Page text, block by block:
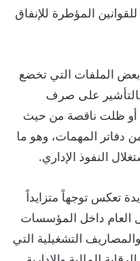
المؤطرة للإنفاق
بعض الملفات التي تخضع
على صرف
أو ظلت ناقصة من حيث
دفاتر المهمات، وهو ما
النفوذ الإداري.
تعكس توجهاً متزايداً
العام داخل المؤسسات
التشغيلية التي